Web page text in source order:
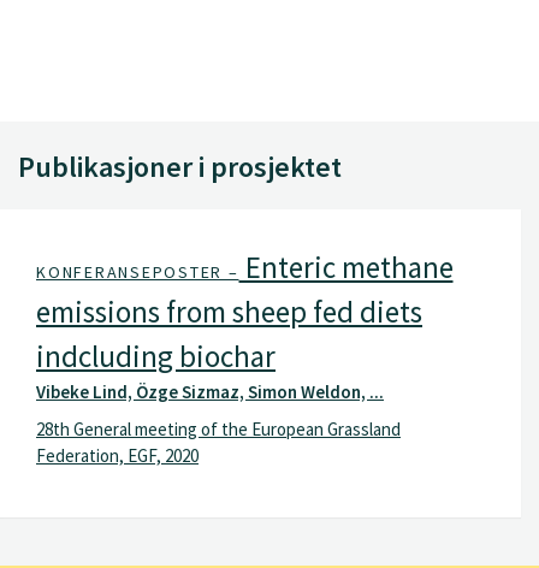
Publikasjoner i prosjektet
KONFERANSEPOSTER – Enteric methane
emissions from sheep fed diets
indcluding biochar
Vibeke Lind, Özge Sizmaz, Simon Weldon, ...
28th General meeting of the European Grassland
Federation, EGF, 2020